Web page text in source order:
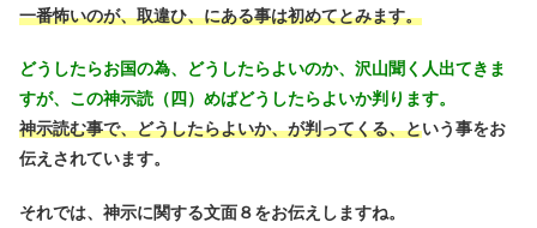
一番怖いのが、取違ひ、にある事は初めてとみます。
どうしたらお国の為、どうしたらよいのか、沢山聞く人出てきま
すが、この神示読（四）めばどうしたらよいか判ります。
神示読む事で、どうしたらよいか、が判ってくる、という事をお
伝えされています。
それでは、神示に関する文面８をお伝えしますね。